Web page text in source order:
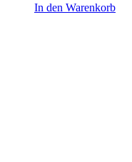
In den Warenkorb